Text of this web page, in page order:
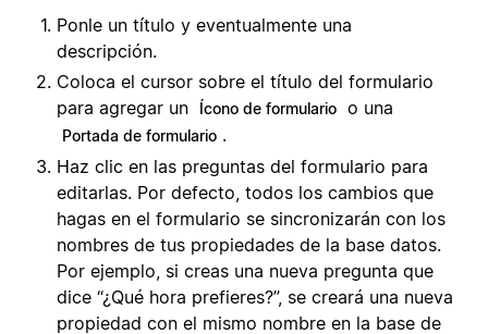
Ponle un título y eventualmente una
descripción.
Coloca el cursor sobre el título del formulario
para agregar un
Ícono de formulario o una
Portada de formulario .
Haz clic en las preguntas del formulario para
editarlas. Por defecto, todos los cambios que
hagas en el formulario se sincronizarán con los
nombres de tus propiedades de la base datos.
Por ejemplo, si creas una nueva pregunta que
dice “¿Qué hora prefieres?”, se creará una nueva
propiedad con el mismo nombre en la base de